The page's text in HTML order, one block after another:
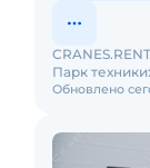
Обновлено
CRANES.RENT
Парк техники: